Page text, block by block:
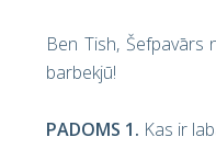
Ben Tish, Šefpavārs
barbekjū!
PADOMS 1. Kas ir